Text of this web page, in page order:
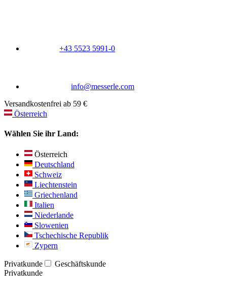
+43 5523 5991-0
info@messerle.com
Versandkostenfrei ab 59 €
Österreich
Wählen Sie ihr Land:
Österreich
Deutschland
Schweiz
Liechtenstein
Griechenland
Italien
Niederlande
Slowenien
Tschechische Republik
Zypern
Privatkunde
Geschäftskunde
Privatkunde